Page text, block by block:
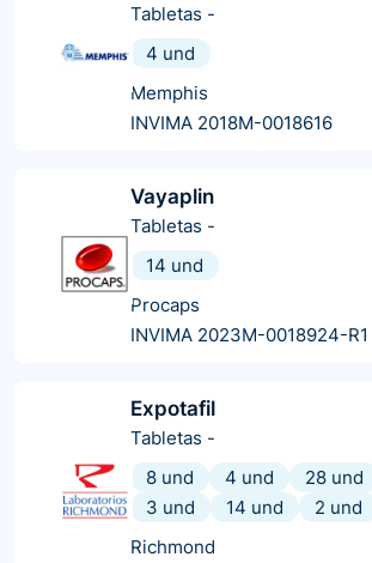
Tabletas -
4 und
Memphis
INVIMA 2018M-0018616
Vayaplin
Tabletas -
14 und
Procaps
INVIMA 2023M-0018924-R1
Expotafil
Tabletas -
8 und
4 und 28 und
3 und
14 und
2 und
Richmond